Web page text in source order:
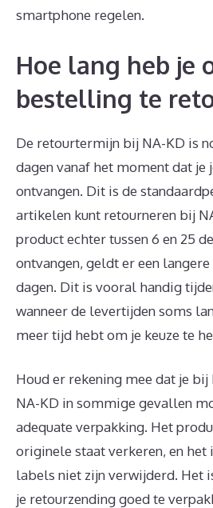
smartphone regelen.
Hoe lang heb je
bestelling te
De retourtermijn bij NA-KD is
dagen vanaf het moment dat
ontvangen. Dit is de
artikelen kunt retourneren bij
product echter tussen 6 en 25
ontvangen, geldt er een
dagen. Dit is vooral handig
wanneer de levertijden soms
meer tijd hebt om je keuze te
Houd er rekening mee dat je
NA-KD in sommige gevallen
adequate verpakking. Het
originele staat verkeren, en het
labels niet zijn verwijderd. Het
je retourzending goed te